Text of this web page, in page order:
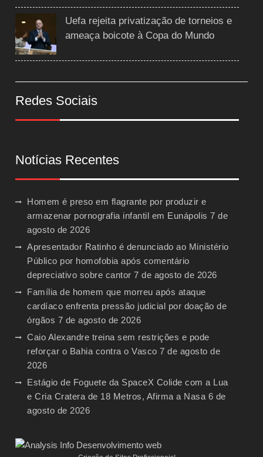
Uefa rejeita privatização de torneios e
ameaça boicote à Copa do Mundo
Redes Sociais
Notícias Recentes
Homem é preso em flagrante por produzir e
armazenar pornografia infantil em Eunápolis 7 de
agosto de 2026
Apresentador Ratinho é denunciado ao Ministério
Público por homofobia após comentário
depreciativo sobre cantor 7 de agosto de 2026
Família de homem que morreu após ataque
cardíaco enfrenta pressão judicial por doação de
órgãos 7 de agosto de 2026
Caio Alexandre treina sem restrições e pode
reforçar o Bahia contra o Vasco 7 de agosto de
2026
Estágio de Foguete da SpaceX Colide com a Lua
e Cria Cratera de 18 Metros, Afirma a Nasa 6 de
agosto de 2026